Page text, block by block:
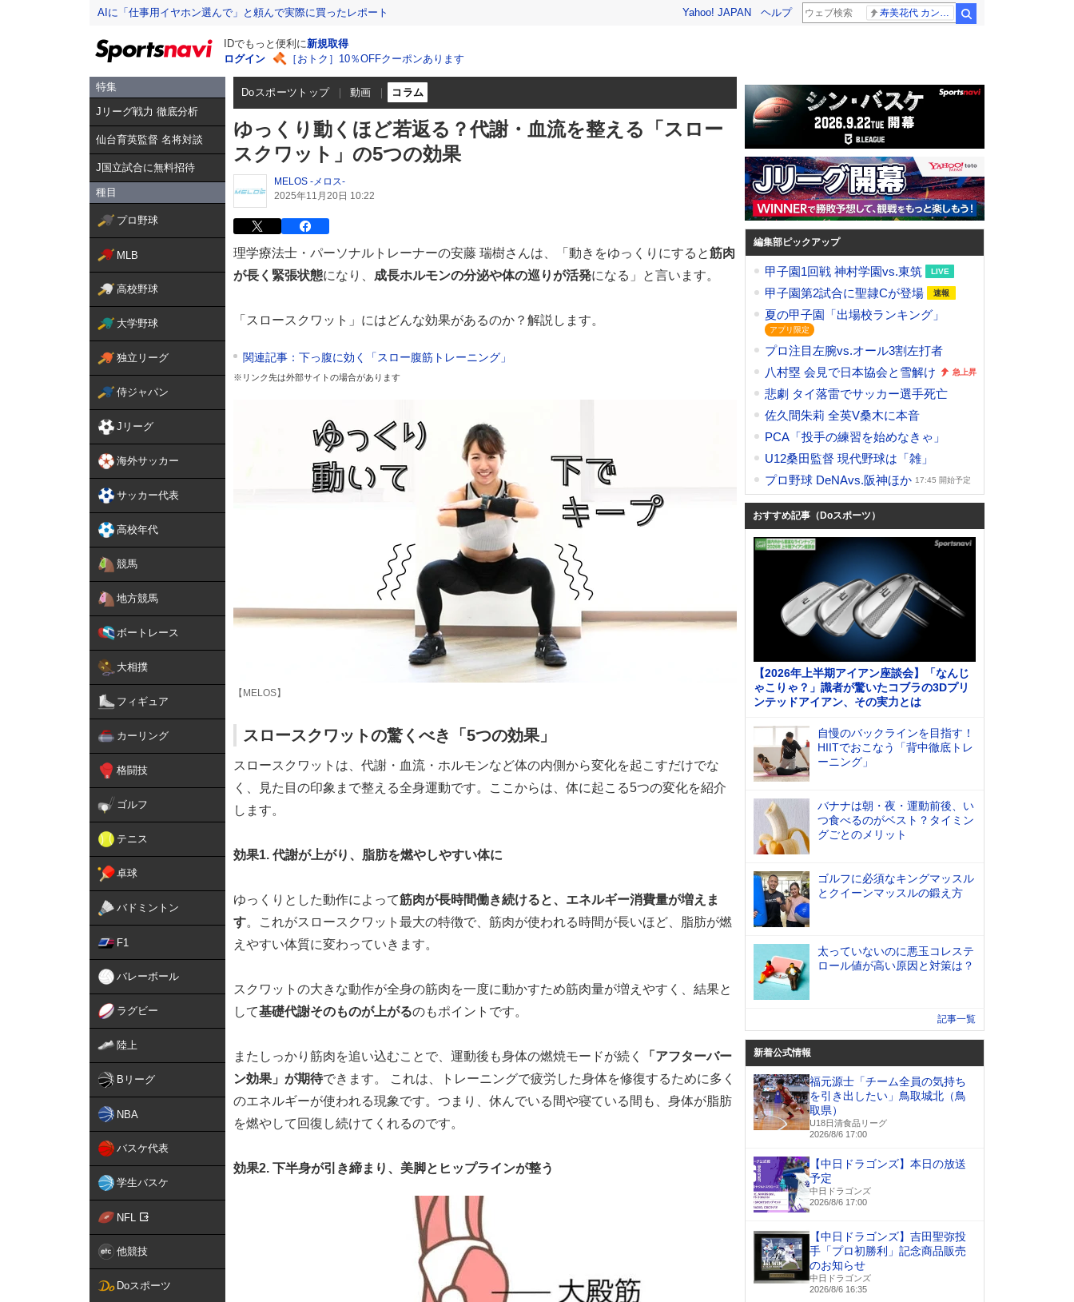
AIに「仕事用イヤホン選んで」と頼んで実際に買ったレポート Yahoo! JAPAN ヘルプ
IDでもっと便利に新規取得
ログイン
［おトク］10％OFFクーポンあります
特集
Jリーグ戦力 徹底分析
仙台育英監督 名将対談
J国立試合に無料招待
種目
プロ野球
MLB
高校野球
大学野球
独立リーグ
侍ジャパン
Jリーグ
海外サッカー
サッカー代表
高校年代
競馬
地方競馬
ボートレース
大相撲
フィギュア
カーリング
格闘技
ゴルフ
テニス
卓球
バドミントン
F1
バレーボール
ラグビー
陸上
Bリーグ
NBA
バスケ代表
学生バスケ
NFL
他競技
Doスポーツ
Doスポーツトップ 動画 コラム
ゆっくり動くほど若返る？代謝・血流を整える「スロー
スクワット」の5つの効果
MELOS -メロス-
2025年11月20日 10:22
理学療法士・パーソナルトレーナーの安藤 瑞樹さんは、「動きをゆっくりにすると筋肉
が長く緊張状態になり、 成長ホルモンの分泌や体の巡りが活発になる」と言います。
「スロースクワット」にはどんな効果があるのか？解説します。
関連記事：下っ腹に効く「スロー腹筋トレーニング」
※リンク先は外部サイトの場合があります
【MELOS】
スロースクワットの驚くべき「5つの効果」
スロースクワットは、代謝・血流・ホルモンなど体の内側から変化を起こすだけでな
く、見た目の印象まで整える全身運動です。ここからは、体に起こる5つの変化を紹介
します。
効果1. 代謝が上がり、脂肪を燃やしやすい体に
ゆっくりとした動作によって筋肉が長時間働き続けると、エネルギー消費量が増えま
す。これがスロースクワット最大の特徴で、筋肉が使われる時間が長いほど、脂肪が燃
えやすい体質に変わっていきます。
スクワットの大きな動作が全身の筋肉を一度に動かすため筋肉量が増えやすく、結果と
して基礎代謝そのものが上がるのもポイントです。
またしっかり筋肉を追い込むことで、運動後も身体の燃焼モードが続く
「アフターバー
ン効果」が期待できます。 これは、トレーニングで疲労した身体を修復するために多く
のエネルギーが使われる現象です。つまり、休んでいる間や寝ている間も、身体が脂肪
を燃やして回復し続けてくれるのです。
効果2. 下半身が引き締まり、美脚とヒップラインが整う
編集部ピックアップ
甲子園1回戦 神村学園vs.東筑
甲子園第2試合に聖隷Cが登場
夏の甲子園「出場校ランキング」
プロ注目左腕vs.オール3割左打者
八村塁 会見で日本協会と雪解け
悲劇 タイ落雷でサッカー選手死亡
佐久間朱莉 全英V桑木に本音
PCA「投手の練習を始めなきゃ」
U12桑田監督 現代野球は「雑」
プロ野球 DeNAvs.阪神ほか 17:45 開始予定
おすすめ記事（Doスポーツ）
【2026年上半期アイアン座談会】「なんじ
ゃこりゃ？」識者が驚いたコブラの3Dプリ
ンテッドアイアン、その実力とは
自慢のバックラインを目指す！
HIITでおこなう「背中徹底トレ
ーニング」
バナナは朝・夜・運動前後、い
つ食べるのがベスト？タイミン
グごとのメリット
ゴルフに必須なキングマッスル
とクイーンマッスルの鍛え方
太っていないのに悪玉コレステ
ロール値が高い原因と対策は？
記事一覧
新着公式情報
福元源士「チーム全員の気持ち
を引き出したい」鳥取城北（鳥
取県）
U18日清食品リーグ
2026/8/6 17:00
【中日ドラゴンズ】本日の放送
予定
中日ドラゴンズ
2026/8/6 17:00
【中日ドラゴンズ】吉田聖弥投
手「プロ初勝利」記念商品販売
のお知らせ
中日ドラゴンズ
2026/8/6 16:35